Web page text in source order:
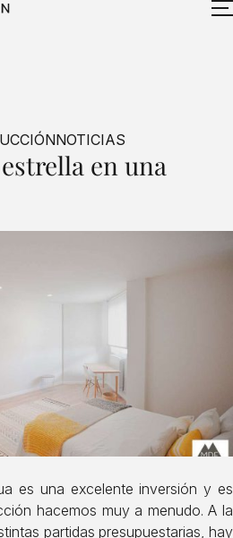
NOTICIAS
en una
es una excelente inversión y es
hacemos muy a menudo. A la
partidas presupuestarias, hay